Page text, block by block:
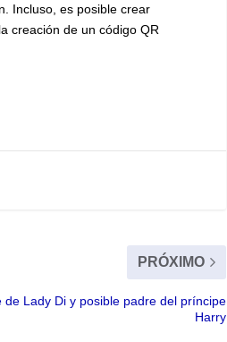
Incluso, es posible crear
creación de un código QR
PRÓXIMO
de Lady Di y posible padre del príncipe
Harry